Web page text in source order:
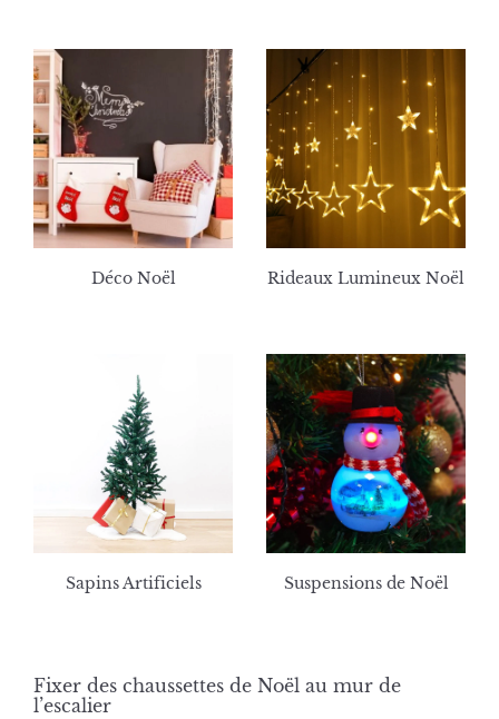
Déco Noël Rideaux Lumineux Noël
Sapins Artificiels Suspensions de Noël
Fixer des chaussettes de Noël au mur de
l’escalier